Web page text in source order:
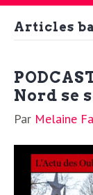
Articles
Nord se
Par Melaine